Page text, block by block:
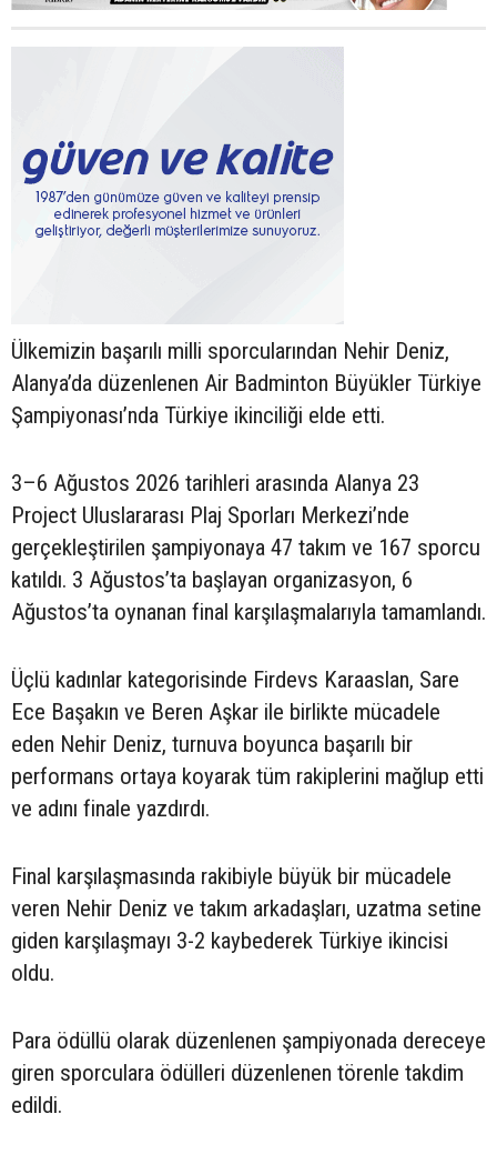
Ülkemizin başarılı milli sporcularından Nehir Deniz,
Alanya’da düzenlenen Air Badminton Büyükler Türkiye
Şampiyonası’nda Türkiye ikinciliği elde etti.
3–6 Ağustos 2026 tarihleri arasında Alanya 23
Project Uluslararası Plaj Sporları Merkezi’nde
gerçekleştirilen şampiyonaya 47 takım ve 167 sporcu
katıldı. 3 Ağustos’ta başlayan organizasyon, 6
Ağustos’ta oynanan final karşılaşmalarıyla tamamlandı.
Üçlü kadınlar kategorisinde Firdevs Karaaslan, Sare
Ece Başakın ve Beren Aşkar ile birlikte mücadele
eden Nehir Deniz, turnuva boyunca başarılı bir
performans ortaya koyarak tüm rakiplerini mağlup etti
ve adını finale yazdırdı.
Final karşılaşmasında rakibiyle büyük bir mücadele
veren Nehir Deniz ve takım arkadaşları, uzatma setine
giden karşılaşmayı 3-2 kaybederek Türkiye ikincisi
oldu.
Para ödüllü olarak düzenlenen şampiyonada dereceye
giren sporculara ödülleri düzenlenen törenle takdim
edildi.